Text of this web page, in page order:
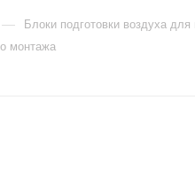
— Блоки подготовки воздуха
монтажа